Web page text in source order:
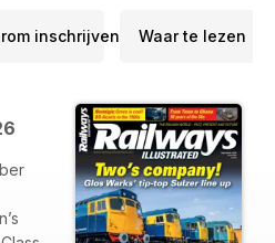
inschrijven Waar te lezen